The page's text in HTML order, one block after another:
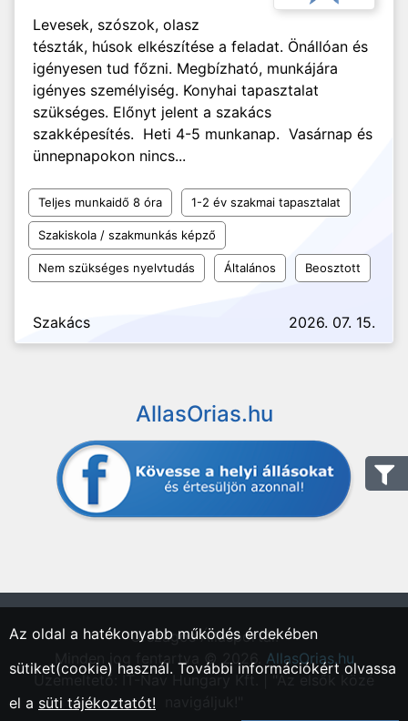
Levesek, szószok, olasz
tészták, húsok elkészítése a feladat. Önállóan és
igényesen tud főzni. Megbízható, munkájára
igényes személyiség. Konyhai tapasztalat
szükséges. Előnyt jelent a szakács
szakképesítés. Heti 4-5 munkanap. Vasárnap és
ünnepnapokon nincs...
Teljes munkaidő 8 óra 1-2 év szakmai tapasztalat
Szakiskola / szakmunkás képző
Nem szükséges nyelvtudás Általános Beosztott
Szakács 2026. 07. 15.
AllasOrias.hu
"Országos Állásportál."
Minden jog fentartva © 2026. AllasOrias.hu
Üzemeltető: IT-Nav Hungary Kft. | "Az elsők közé
Az oldal a hatékonyabb működés érdekében
sütiket(cookie) használ. További információkért olvassa
el a süti tájékoztatót!